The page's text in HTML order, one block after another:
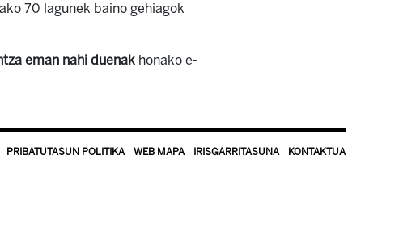
70 lagunek baino gehiagok
eman nahi duenak honako e-
PRIBATUTASUN POLITIKA WEB MAPA IRISGARRITASUNA KONTAKTUA